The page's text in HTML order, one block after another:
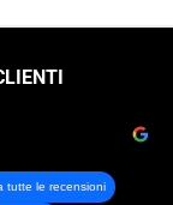
tutte le recensioni